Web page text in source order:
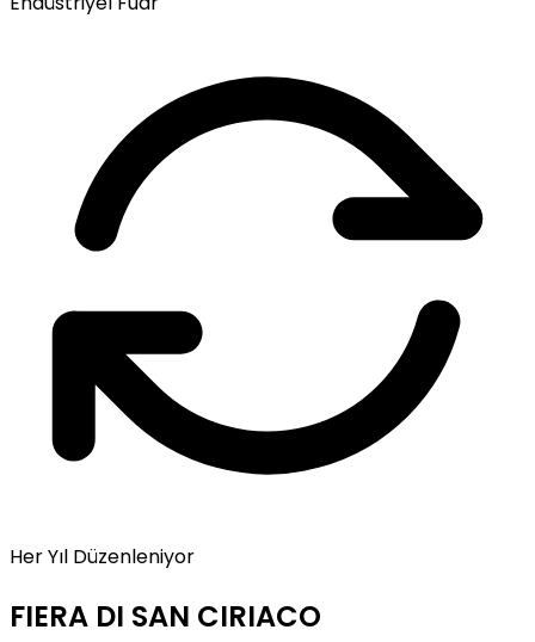
Her Yıl Düzenleniyor
FIERA DI SAN CIRIACO